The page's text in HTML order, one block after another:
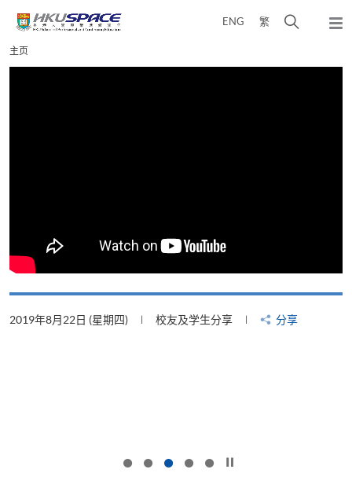
content
ENG 繁
弹
Main
content
主页
2019年8月22日 (星期四) 校友及学生分享 分享